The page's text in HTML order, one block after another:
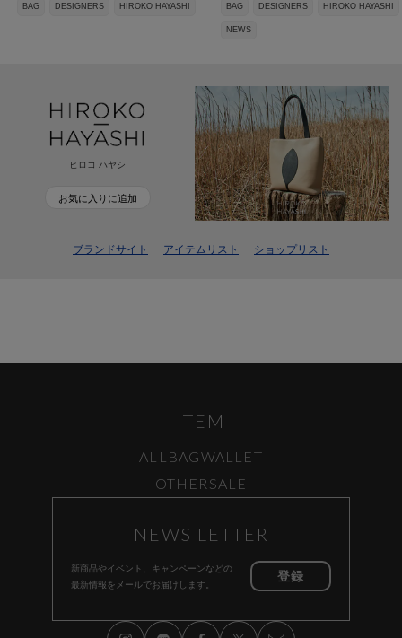
BAG DESIGNERS HIROKO HAYASHI BAG DESIGNERS HIROKO HAYASHI
NEWS
ヒロコ ハヤシ
お気に入りに追加
ブランドサイト アイテムリスト ショップリスト
ITEM
ALL BAGWALLET
OTHER SALE
NEWS LETTER
新商品やイベント、キャンペーンなどの
最新情報をメールでお届けします。
登録